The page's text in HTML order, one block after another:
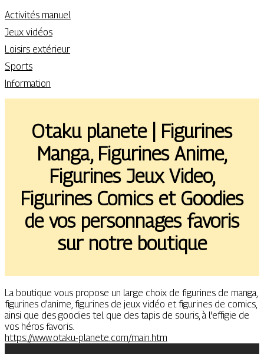
Activités manuel
Jeux vidéos
Loisirs extérieur
Sports
Information
Otaku planete | Figurines
Manga, Figurines Anime,
Figurines Jeux Video,
Figurines Comics et Goodies
de vos personnages favoris
sur notre boutique
La boutique vous propose un large choix de figurines de manga,
figurines d'anime, figurines de jeux vidéo et figurines de comics,
ainsi que des goodies tel que des tapis de souris, à l'effigie de
vos héros favoris.
https://www.otaku-planete.com/main.htm